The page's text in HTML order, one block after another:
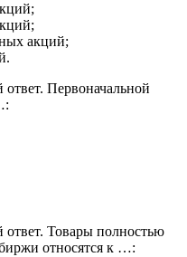
акций;
Первоначальной
Товары полностью
относятся к …: